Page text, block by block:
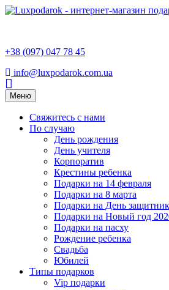
+38 (097) 047 78 45
info@luxpodarok.com.ua
Toggle
navigation
Меню
Свяжитесь с нами
По случаю
День рождения
День учителя
Корпоратив
Крестины ребенка
Подарки на 14 февраля
Подарки на 8 марта
Подарки на День
Подарки на Новый год
Подарки на пасху
Рождение ребенка
Свадьба
Юбилей
Типы подарков
Vip подарки